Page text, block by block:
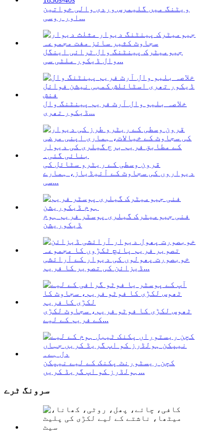
ویٹنگ میں گلیمرس وردی والی خواتین
اور روسی...
جیومیٹرک پینٹنگ وال ٹرائی اینگل
وال ڈیکور ملٹی سی...
خلاصہ بلیو وال آرٹ فریم پینٹنگ وال
ڈیکور تھری...
قرون وسطی کے ریٹرو سٹائل کی
دیواروں کی سجاوٹ کے آئیڈیاز، ہمارے
سی...
فنی جیومیٹرک گیلری پوسٹر فریم ہوم
ڈیکوریشن
خوبصورت پھولوں کی دیوار کے آرائشی
ڈیزائن کی تصویر کا فریم...
ٹھوس لکڑی کا فوٹو فریم، سجاوٹ لکڑی
کے فریم کے لیے...
کچن ریسٹورنٹ پکنک کے لیے نیپکن
ہولڈرز کو اپ گریڈ کریں...
سرونگ ٹرے